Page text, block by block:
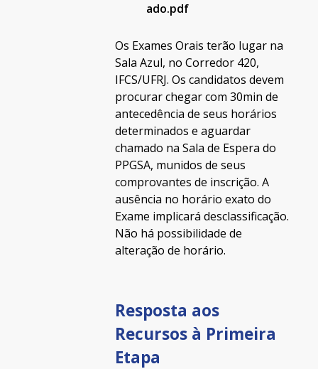
ado.pdf
Os Exames Orais terão lugar na
Sala Azul, no Corredor 420,
IFCS/UFRJ. Os candidatos devem
procurar chegar com 30min de
antecedência de seus horários
determinados e aguardar
chamado na Sala de Espera do
PPGSA, munidos de seus
comprovantes de inscrição. A
ausência no horário exato do
Exame implicará desclassificação.
Não há possibilidade de
alteração de horário.
Resposta aos
Recursos à Primeira
Etapa